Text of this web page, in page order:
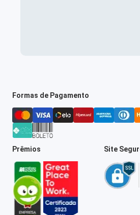
Formas de Pagamento
Prêmios Site